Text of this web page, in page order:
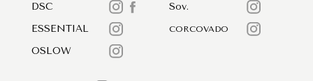
DSC
Sov.
ESSENTIAL
CORCOVADO
OSLOW